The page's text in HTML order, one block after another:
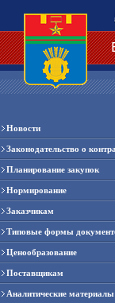
Новости
Законодательство о
Планирование закупок
Нормирование
Заказчикам
Типовые формы
Ценообразование
Поставщикам
Аналитические материалы